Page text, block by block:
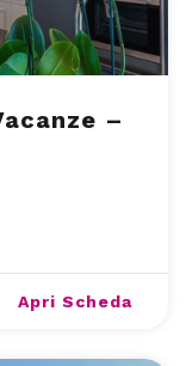
–
Apri Scheda